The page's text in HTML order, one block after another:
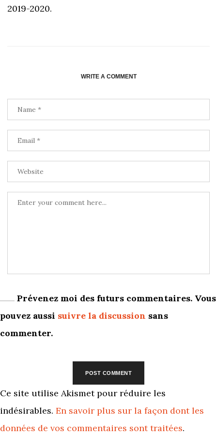
2019-2020.
WRITE A COMMENT
Prévenez moi des futurs commentaires. Vous
pouvez aussi suivre la discussion sans
commenter.
Ce site utilise Akismet pour réduire les
indésirables. En savoir plus sur la façon dont les
données de vos commentaires sont traitées.